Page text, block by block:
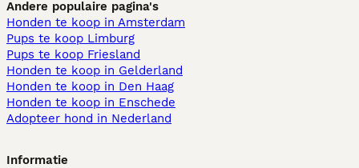
Andere populaire pagina's
Honden te koop in Amsterdam
Pups te koop Limburg​
Pups te koop Friesland​
Honden te koop in Gelderland
Honden te koop in Den Haag
Honden te koop in Enschede
Adopteer hond in Nederland
Informatie